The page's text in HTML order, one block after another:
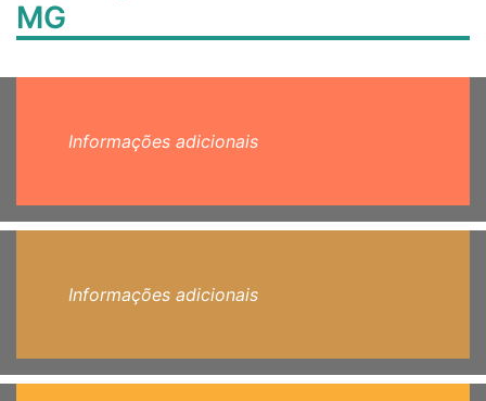
MG
Informações adicionais
Informações adicionais